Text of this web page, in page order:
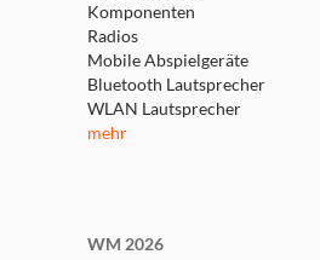
Komponenten
Radios
Mobile Abspielgeräte
Bluetooth Lautsprecher
WLAN Lautsprecher
mehr
WM 2026